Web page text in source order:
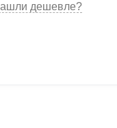
дешевле?